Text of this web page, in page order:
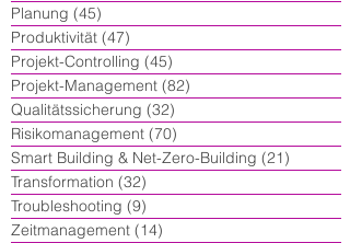
Planung (45)
Produktivität (47)
Projekt-Controlling (45)
Projekt-Management (82)
Qualitätssicherung (32)
Risikomanagement (70)
Smart Building & Net-Zero-Building (21)
Transformation (32)
Troubleshooting (9)
Zeitmanagement (14)